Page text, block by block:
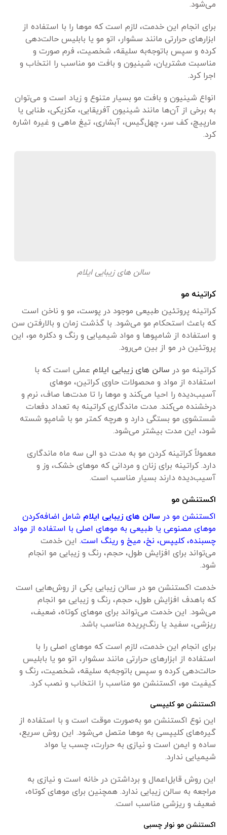
می‌شود.
برای انجام این خدمت، لازم است که موها را با استفاده از
ابزارهای حرارتی مانند سشوار، اتو مو یا بابلیس حالت‌دهی
کرده و سپس باتوجه‌به سلیقه، شخصیت، فرم صورت و
مناسبت مشتریان، شینیون و بافت مو مناسب را انتخاب و
اجرا کرد.
انواع شینیون و بافت مو بسیار متنوع و زیاد است و می‌توان
به برخی از آن‌ها مانند شینیون آفریقایی، مکزیکی، طنابی یا
مارپیچ، کف سر، چهل‌گیس، آبشاری، تیغ ماهی و غیره اشاره
کرد.
سالن های زیبایی ایلام
کراتینه مو
کراتینه پروتئین طبیعی موجود در پوست، مو و ناخن است
که باعث استحکام مو می‌شود. با گذشت زمان و بالارفتن سن
و استفاده از شامپوها و مواد شیمیایی و رنگ و دکلره مو، این
پروتئین در مو از بین می‌رود.
کراتینه مو در سالن های زیبایی ایلام عملی است که با
استفاده از مواد و محصولات حاوی کراتین، موهای
آسیب‌دیده را احیا می‌کند و موها را تا مدت‌ها صاف، نرم و
درخشنده می‌کند. مدت ماندگاری کراتینه به تعداد دفعات
شستشوی مو بستگی دارد و هرچه کمتر مو با شامپو شسته
شود، این مدت بیشتر می‌شود.
معمولاً کراتینه کردن مو به مدت دو الی سه ماه ماندگاری
دارد. کراتینه برای زنان و مردانی که موهای خشک، وز و
آسیب‌دیده دارند بسیار مناسب است.
اکستنشن مو
اکستنشن مو در سالن های زیبایی ایلام شامل اضافه‌کردن
موهای مصنوعی یا طبیعی به موهای اصلی با استفاده از مواد
چسبنده، کلیپس، نخ، میخ و رینگ است. این خدمت
می‌تواند برای افزایش طول، حجم، رنگ و زیبایی مو انجام
شود.
خدمت اکستنشن مو در سالن زیبایی یکی از روش‌هایی است
که باهدف افزایش طول، حجم، رنگ و زیبایی مو انجام
می‌شود. این خدمت می‌تواند برای موهای کوتاه، ضعیف،
ریزشی، سفید یا رنگ‌پریده مناسب باشد.
برای انجام این خدمت، لازم است که موهای اصلی را با
استفاده از ابزارهای حرارتی مانند سشوار، اتو مو یا بابلیس
حالت‌دهی کرده و سپس باتوجه‌به سلیقه، شخصیت، رنگ و
کیفیت مو، اکستنشن مو مناسب را انتخاب و نصب کرد.
اکستنشن مو کلیپسی
این نوع اکستنشن مو به‌صورت موقت است و با استفاده از
گیره‌های کلیپسی به موها متصل می‌شود. این روش سریع،
ساده و ایمن است و نیازی به حرارت، چسب یا مواد
شیمیایی ندارد.
این روش قابل‌اعمال و برداشتن در خانه است و نیازی به
مراجعه به سالن زیبایی ندارد. همچنین برای موهای کوتاه،
ضعیف و ریزشی مناسب است.
اکستنشن مو نوار چسبی